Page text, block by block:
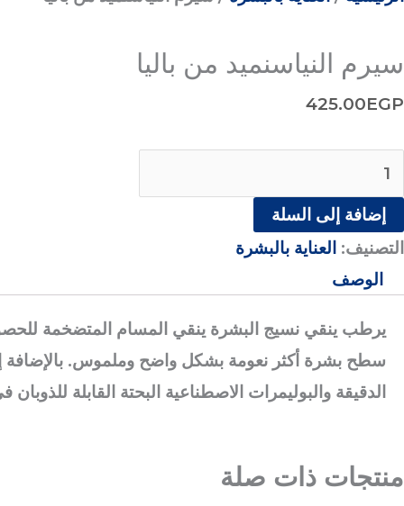
سيرم النياسنميد من باليا
425.00EGP
إضافة إلى السلة
التصنيف: العناية بالبشرة
الوصف
سطح بشرة أكثر نعومة بشكل واضح وملموس. بالإضافة إلى
الدقيقة والبوليمرات الاصطناعية البحتة القابلة للذوبان
منتجات ذات صلة